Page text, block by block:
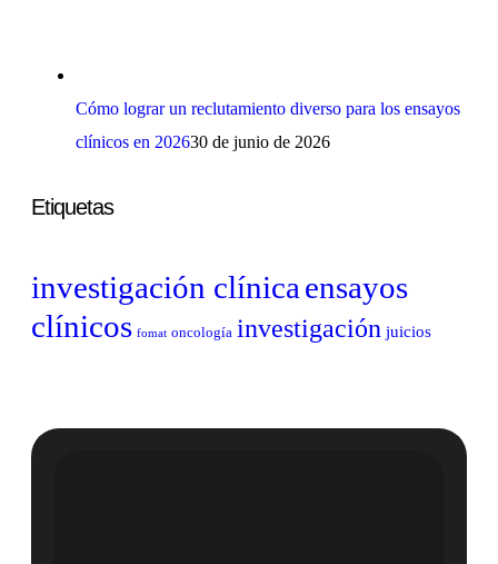
Cómo lograr un reclutamiento diverso para los ensayos
clínicos en 202630 de junio de 2026
Etiquetas
investigación clínica ensayos
clínicos fomat oncología investigación juicios